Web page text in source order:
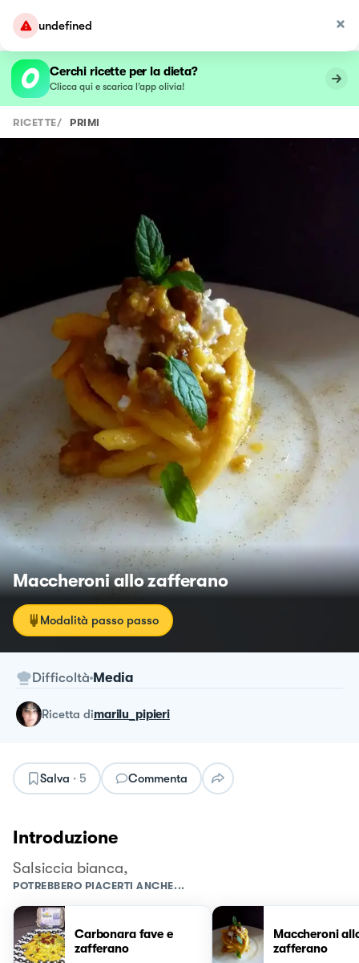
undefined
Cerchi ricette per la dieta?
Clicca qui e scarica l’app olivia!
RICETTE/ PRIMI
Maccheroni allo zafferano
Modalità passo passo
Difficoltà Media
ricetta dimarilu_pipieri
Salva · 5 Commenta
Introduzione
Salsiccia bianca,
POTREBBERO PIACERTI ANCHE...
Carbonara fave e
zafferano
Maccheroni
zafferano